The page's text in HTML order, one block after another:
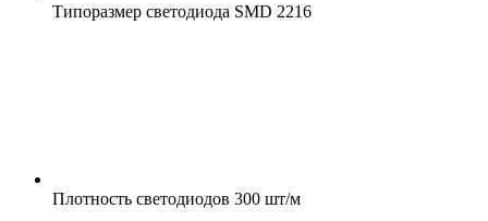
Типоразмер светодиода SMD 2216
Плотность светодиодов 300 шт/м